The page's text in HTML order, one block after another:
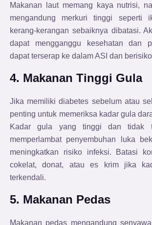
Makanan laut memang kaya nutrisi,
mengandung merkuri tinggi seperti
kerang-kerangan sebaiknya dibatasi.
dapat mengganggu kesehatan dan
dapat terserap ke dalam ASI dan
4. Makanan Tinggi Gula
Jika memiliki diabetes sebelum atau
penting untuk memeriksa kadar gula
Kadar gula yang tinggi dan tidak
memperlambat penyembuhan luka
meningkatkan risiko infeksi. Batasi
cokelat, donat, atau es krim jika
terkendali.
5. Makanan Pedas
Makanan pedas mengandung